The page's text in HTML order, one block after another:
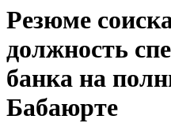
Резюме
должность
банка на
Бабаюрте